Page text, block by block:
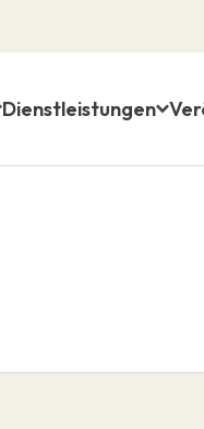
Dienstleistungen